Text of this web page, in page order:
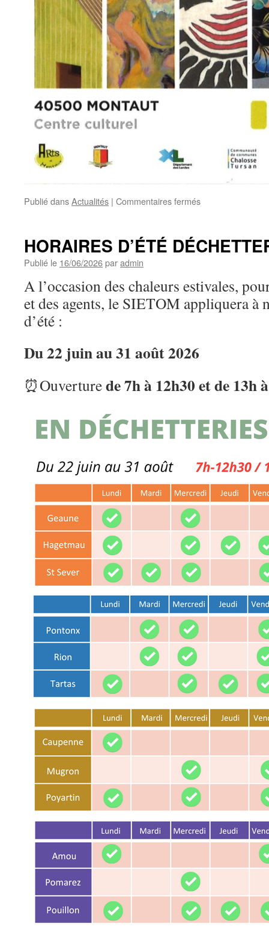
Publié dansActualités | Commentaires ferméssur
édition
HORAIRES D’ÉTÉ
Publié le 16/06/2026paradmin
A l’occasion des chaleurs estivales,
et des agents, le SIETOM appliquera à
d’été :
Du 22 juin au 31 août 2026
⏰Ouverturede 7h à 12h30 et de 13h